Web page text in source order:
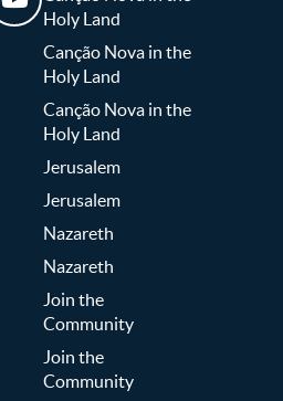
Holy Land
Canção Nova in the
Holy Land
Canção Nova in the
Holy Land
Jerusalem
Jerusalem
Nazareth
Nazareth
Join the
Community
Join the
Community